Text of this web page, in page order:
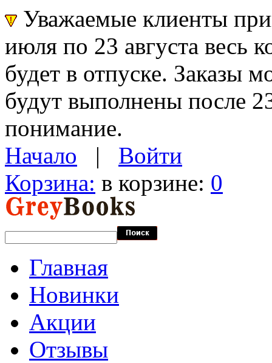
Уважаемые клиенты
июля по 23 августа весь
будет в отпуске. Заказы
будут выполнены после
понимание.
Начало | Войти
Корзина: в корзине: 0
Главная
Новинки
Акции
Отзывы